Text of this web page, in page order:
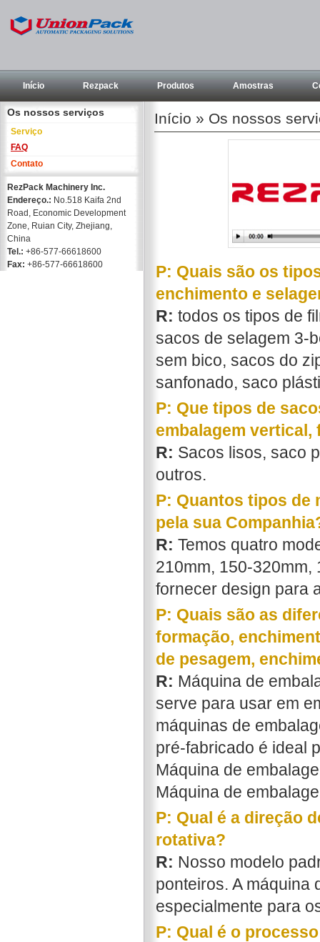
Início Rezpack Produtos Amostras
Os nossos serviços
Serviço
FAQ
Contato
RezPack Machinery Inc.
Endereço.: No.518 Kaifa 2nd
Road, Economic Development
Zone, Ruian City, Zhejiang,
China
Tel.: +86-577-66618600
Fax: +86-577-66618600
Início » Os nossos
P: Quais são os
enchimento e
R: todos os tipos de
sacos de selagem 3-
sem bico, sacos do
sanfonado, saco
P: Que tipos de
embalagem vertical,
R: Sacos lisos, saco
outros.
P: Quantos tipos de
pela sua
R: Temos quatro
210mm, 150-320mm,
fornecer design para
P: Quais são as
formação,
de pesagem,
R: Máquina de
serve para usar em
máquinas de
pré-fabricado é ideal
Máquina de
Máquina de
P: Qual é a direção
rotativa?
R: Nosso modelo
ponteiros. A máquina
especialmente para
P: Qual é o